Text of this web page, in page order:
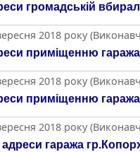
громадській
2018 року
приміщенню гаража
2018 року
приміщенню гаража
2018 року
гаража